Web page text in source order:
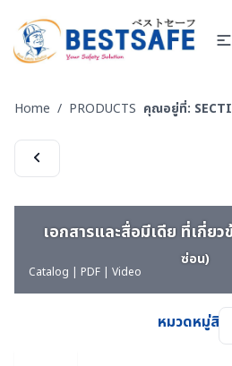
Home / PRODUCTS คุณอยู่ที่: SECTION 71
เอกสารและสื่อมีเดีย ที่เกี่ยว
ซ่อน)
Catalog | PDF | Video
หมวดหมู่สิน